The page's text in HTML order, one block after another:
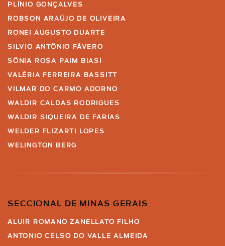
PLÍNIO GONÇALVES
ROBSON ARAÚJO DE OLIVEIRA
RONEI AUGUSTO DUARTE
SILVIO ANTÔNIO FÁVERO
SÔNIA ROSA PAIM BIASI
VALÉRIA FERREIRA BASSITT
VILMAR DO CARMO ADORNO
WALDIR CALDAS RODRIGUES
WALDIR SIQUEIRA DE FARIAS
WELDER FLIZARTI LOPES
WELINGTON BERG
SECCIONAL DE MINAS GERAIS
ALUIR ROMANO ZANELLATO FILHO
ANTONIO CELSO DO VALLE ALMEIDA